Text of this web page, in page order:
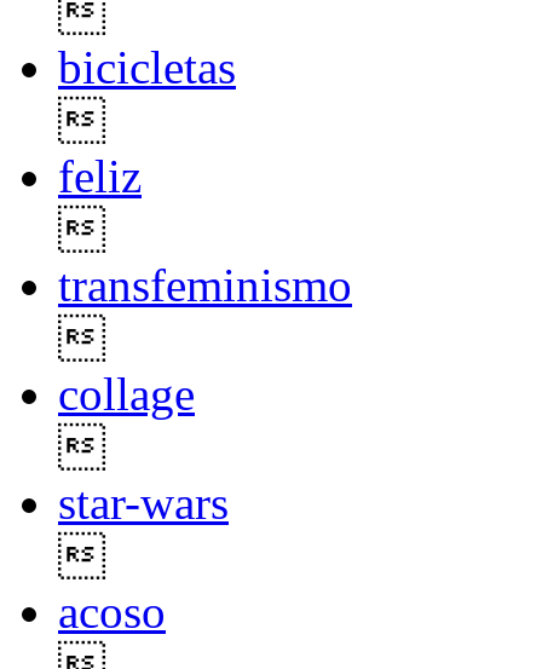
bicicletas
feliz
transfeminismo
collage
star-wars
acoso